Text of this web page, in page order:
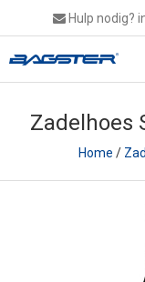
Hulp nodig?
Zadelhoes
Home /